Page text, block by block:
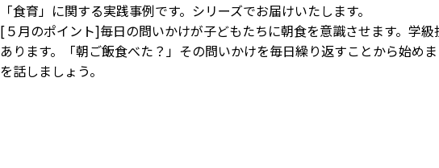
「食育」に関する実践事例です。シリーズでお届けいたします。
[５月のポイント]毎日の問いかけが子どもたちに朝食を意識させます。学
あります。「朝ご飯食べた？」その問いかけを毎日繰り返すことから始め
を話しましょう。